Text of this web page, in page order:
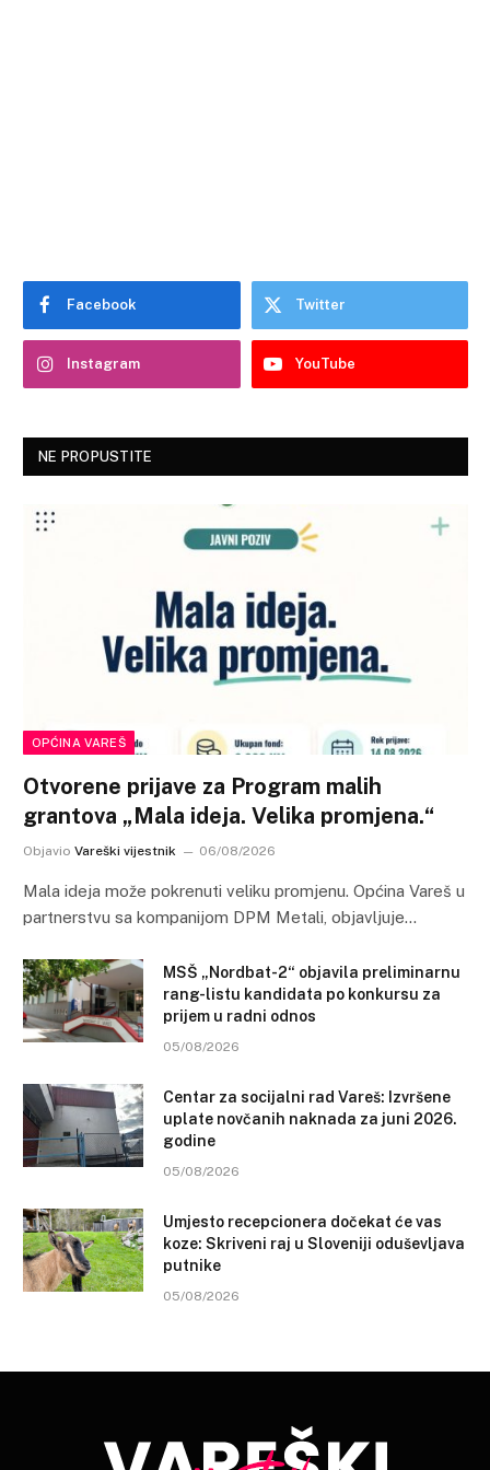
Facebook Twitter
Instagram YouTube
NE PROPUSTITE
OPĆINA VAREŠ
Otvorene prijave za Program malih
grantova „Mala ideja. Velika promjena.“
Objavio Vareški vijestnik 06/08/2026
Mala ideja može pokrenuti veliku promjenu. Općina Vareš u
partnerstvu sa kompanijom DPM Metali, objavljuje…
MSŠ „Nordbat-2“ objavila preliminarnu
rang-listu kandidata po konkursu za
prijem u radni odnos
05/08/2026
Centar za socijalni rad Vareš: Izvršene
uplate novčanih naknada za juni 2026.
godine
05/08/2026
Umjesto recepcionera dočekat će vas
koze: Skriveni raj u Sloveniji oduševljava
putnike
05/08/2026